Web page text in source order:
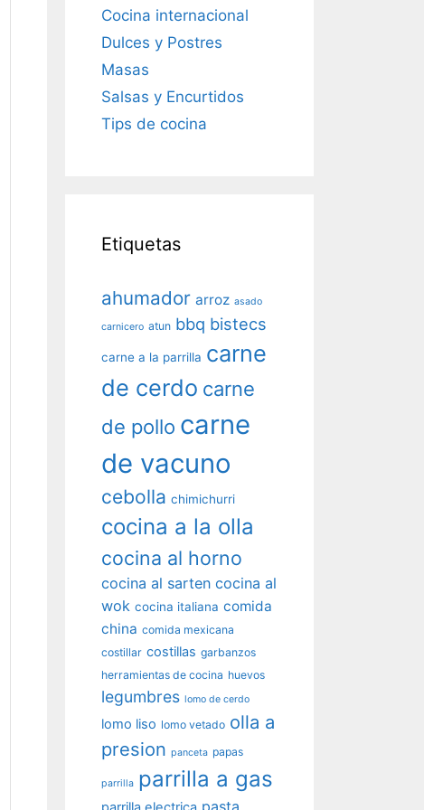
Cocina internacional
Dulces y Postres
Masas
Salsas y Encurtidos
Tips de cocina
Etiquetas
ahumador arroz asado
carnicero atun bbq bistecs
carne a la parrilla carne
de cerdo carne
de pollo carne
de vacuno
cebolla chimichurri
cocina a la olla
cocina al horno
cocina al sarten cocina al
wok cocina italiana comida
china comida mexicana
costillar costillas garbanzos
herramientas de cocina huevos
legumbres lomo de cerdo
lomo liso lomo vetado olla a
presion panceta papas
parrilla parrilla a gas
pasta